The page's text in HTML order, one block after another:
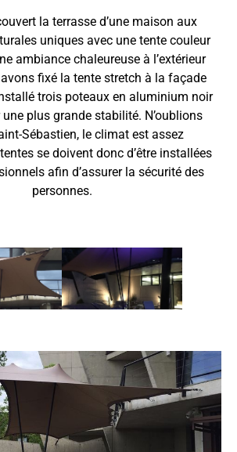
la terrasse d’une maison aux
uniques avec une tente couleur
ambiance chaleureuse à l’extérieur
fixé la tente stretch à la façade
trois poteaux en aluminium noir
plus grande stabilité. N’oublions
Sébastien, le climat est assez
se doivent donc d’être installées
afin d’assurer la sécurité des
personnes.